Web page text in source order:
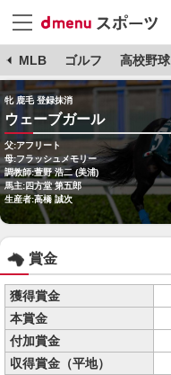
MLB ゴルフ 高校野球
牝 鹿毛 登録抹消
ウェーブガール
父:アフリート
母:フラッシュメモリー
調教師:萱野 浩二 (美浦)
馬主:四方堂 第五郎
生産者:高橋 誠次
賞金
獲得賞金
本賞金
付加賞金
収得賞金（平地）